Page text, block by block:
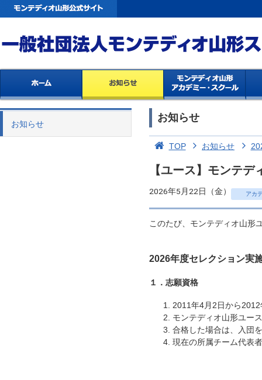
お知らせ
お知らせ
TOP お知らせ
【ユース】モンテ
2026年5月22日（金） アカ
このたび、モンテディオ山形
2026年度セレクション実
１．志願資格
2011年4月2日から
モンテディオ山形ユー
合格した場合は、入団
現在の所属チーム代表